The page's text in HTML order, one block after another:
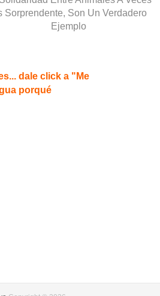
Sorprendente, Son Un Verdadero
Ejemplo
dale click a "Me
porqué